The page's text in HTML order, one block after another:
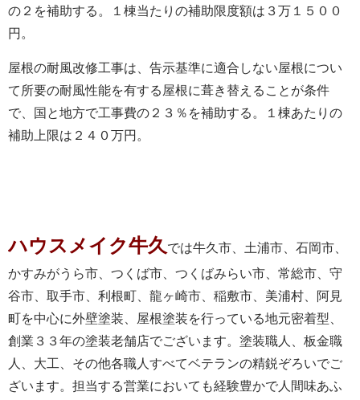
の２を補助する。１棟当たりの補助限度額は３万１５００
円。
屋根の耐風改修工事は、告示基準に適合しない屋根につい
て所要の耐風性能を有する屋根に葺き替えることが条件
で、国と地方で工事費の２３％を補助する。１棟あたりの
補助上限は２４０万円。
ハウスメイク牛久 では牛久市、土浦市、石岡市、
かすみがうら市、つくば市、つくばみらい市、常総市、守
谷市、取手市、利根町、龍ヶ崎市、稲敷市、美浦村、阿見
町を中心に外壁塗装、屋根塗装を行っている地元密着型、
創業３３年の塗装老舗店でございます。塗装職人、板金職
人、大工、その他各職人すべてベテランの精鋭ぞろいでご
ざいます。担当する営業においても経験豊かで人間味あふ